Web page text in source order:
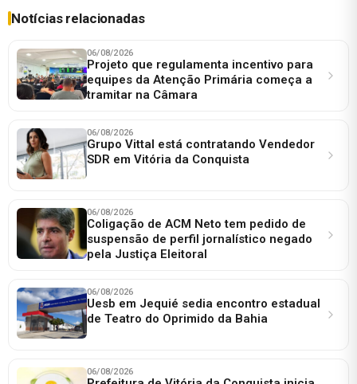
Notícias relacionadas
06/08/2026
Projeto que regulamenta incentivo para
equipes da Atenção Primária começa a
tramitar na Câmara
06/08/2026
Grupo Vittal está contratando Vendedor
SDR em Vitória da Conquista
06/08/2026
Coligação de ACM Neto tem pedido de
suspensão de perfil jornalístico negado
pela Justiça Eleitoral
06/08/2026
Uesb em Jequié sedia encontro estadual
de Teatro do Oprimido da Bahia
06/08/2026